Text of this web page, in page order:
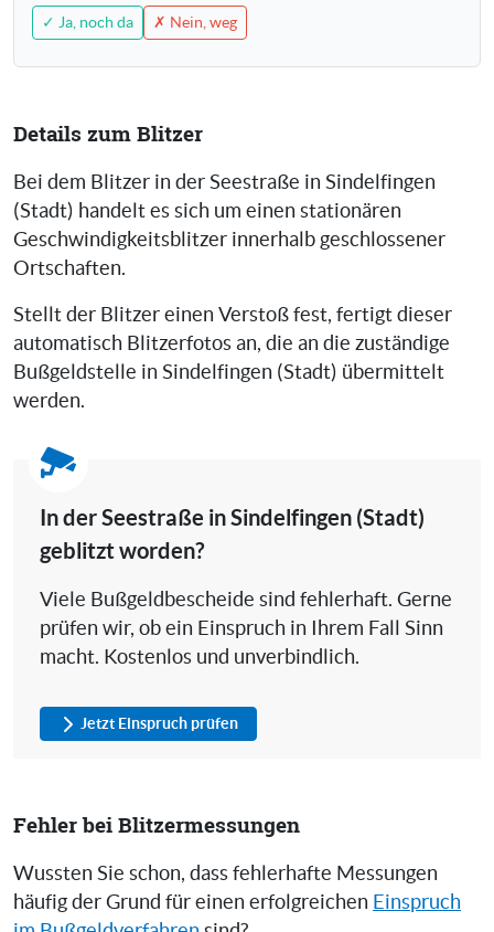
✓ Ja, noch da ✗ Nein, weg
Details zum Blitzer
Bei dem Blitzer in der Seestraße in Sindelfingen
(Stadt) handelt es sich um einen stationären
Geschwindigkeitsblitzer innerhalb geschlossener
Ortschaften.
Stellt der Blitzer einen Verstoß fest, fertigt dieser
automatisch Blitzerfotos an, die an die zuständige
Bußgeldstelle in Sindelfingen (Stadt) übermittelt
werden.
In der Seestraße in Sindelfingen (Stadt)
geblitzt worden?
Viele Bußgeldbescheide sind fehlerhaft. Gerne
prüfen wir, ob ein Einspruch in Ihrem Fall Sinn
macht. Kostenlos und unverbindlich.
Jetzt Einspruch prüfen
Fehler bei Blitzermessungen
Wussten Sie schon, dass fehlerhafte Messungen
häufig der Grund für einen erfolgreichen Einspruch